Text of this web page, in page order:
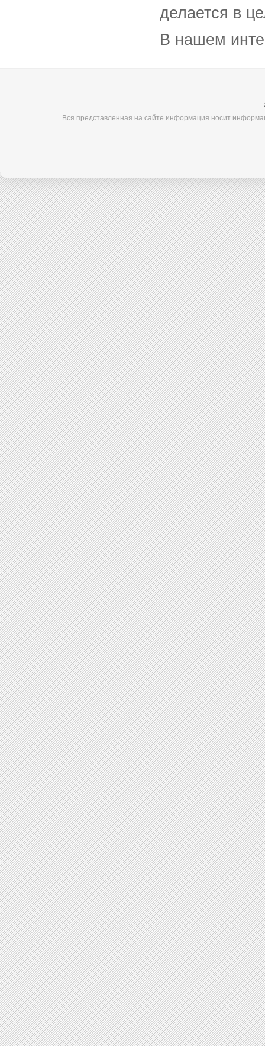
делается в
В нашем
Вся представленная на сайте информация носит